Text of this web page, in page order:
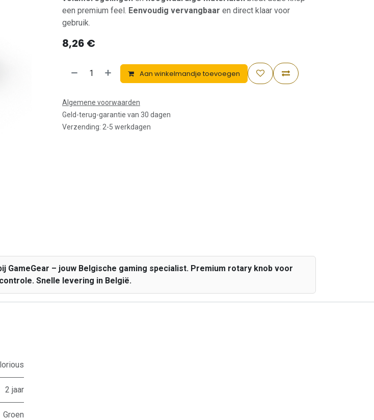
een premium feel. Eenvoudig vervangbaar en direct klaar voor
gebruik.
8,26 €
Aan winkelmandje toevoegen
Algemene voorwaarden
Geld-terug-garantie van 30 dagen
Verzending: 2-5 werkdagen
GameGear – jouw Belgische gaming specialist. Premium rotary knob voor
Snelle levering in België.
2 jaar
Groen